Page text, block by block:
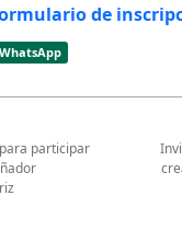
de
WhatsApp
participar